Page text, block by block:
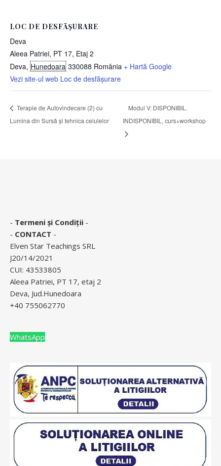
LOC DE DESFĂȘURARE
Deva
Aleea Patriei, PT 17, Etaj 2
Deva, Hunedoara 330088 România + Hartă Google
Vezi site-ul web Loc de desfășurare
Terapie de Autovindecare (2) cu
Lumina din Sursă și tehnica celulelor
Modul V: DISPONIBIL.
INDISPONIBIL, curs+workshop
- Termeni și Condiții -
- CONTACT -
Elven Star Teachings SRL
J20/14/2021
CUI: 43533805
Aleea Patriei, PT 17, etaj 2
Deva, Jud.Hunedoara
+40 755062770
WhatsApp